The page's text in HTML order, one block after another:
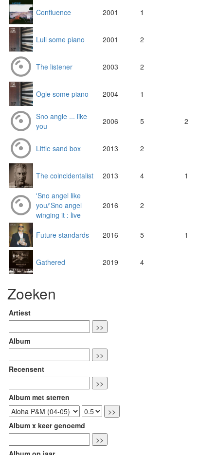
Confluence 2001 1
Lull some piano 2001 2
The listener 2003 2
Ogle some piano 2004 1
Sno angle ... like
you
2006 5 2
Little sand box 2013 2
The coincidentalist 2013 4 1
'Sno angel like
you/'Sno angel
winging it : live
2016 2
Future standards 2016 5 1
Gathered 2019 4
Zoeken
Artiest
Album
Recensent
Album met sterren
Album x keer genoemd